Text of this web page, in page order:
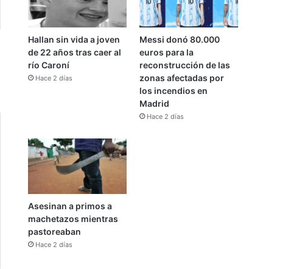
Hallan sin vida a joven
de 22 años tras caer al
río Caroní
Hace 2 días
Messi donó 80.000
euros para la
reconstrucción de las
zonas afectadas por
los incendios en
Madrid
Hace 2 días
Asesinan a primos a
machetazos mientras
pastoreaban
Hace 2 días